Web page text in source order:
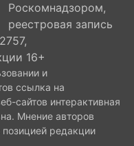
Роскомнадзором,
реестровая запись
16+
и
ссылка на
сайтов интерактивная
Мнение авторов
редакции